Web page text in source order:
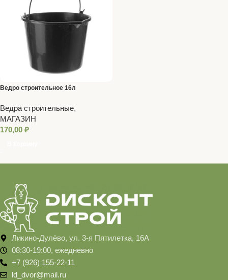
Ведро строительное 16л
Ведра строительные,
МАГАЗИН
170,00 ₽
Ликино-Дулёво, ул. 3-я Пятилетка, 16А
08:30-19:00, ежедневно
+7 (926) 155-22-11
ld_dvor@mail.ru